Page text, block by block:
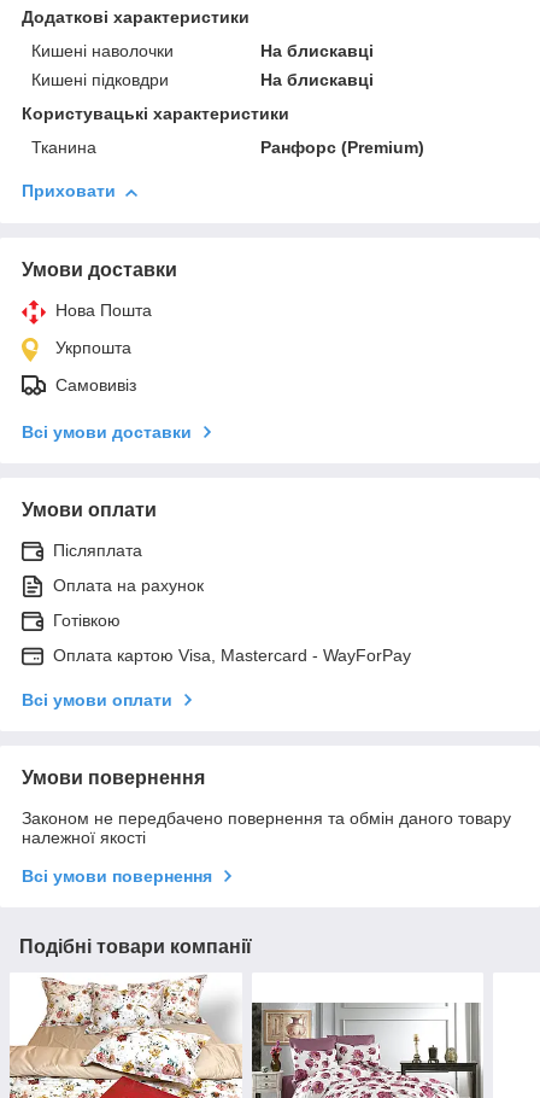
Додаткові характеристики
Кишені наволочки
На блискавці
Кишені підковдри
На блискавці
Користувацькi характеристики
Тканина
Ранфорс (Premium)
Приховати
Умови доставки
Нова Пошта
Укрпошта
Самовивіз
Всі умови доставки
Умови оплати
Післяплата
Оплата на рахунок
Готівкою
Оплата картою Visa, Mastercard - WayForPay
Всі умови оплати
Умови повернення
Законом не передбачено повернення та обмін даного товару
належної якості
Всі умови повернення
Подібні товари компанії